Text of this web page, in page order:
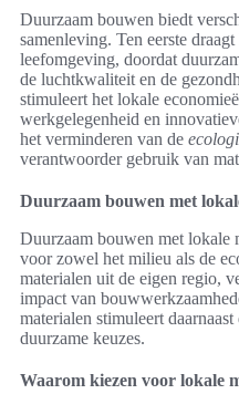
Duurzaam bouwen biedt
samenleving. Ten eerste
leefomgeving, doordat
de luchtkwaliteit en de
stimuleert het lokale
werkgelegenheid en
het verminderen van de
verantwoorder gebruik van
Duurzaam bouwen met
Duurzaam bouwen met lokale
voor zowel het milieu als de
materialen uit de eigen regio,
impact van
materialen stimuleert
duurzame keuzes.
Waarom kiezen voor lokale